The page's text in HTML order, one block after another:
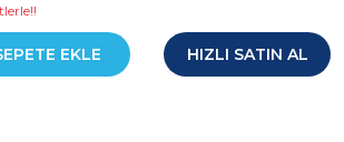
EKLE HIZLI SATIN AL